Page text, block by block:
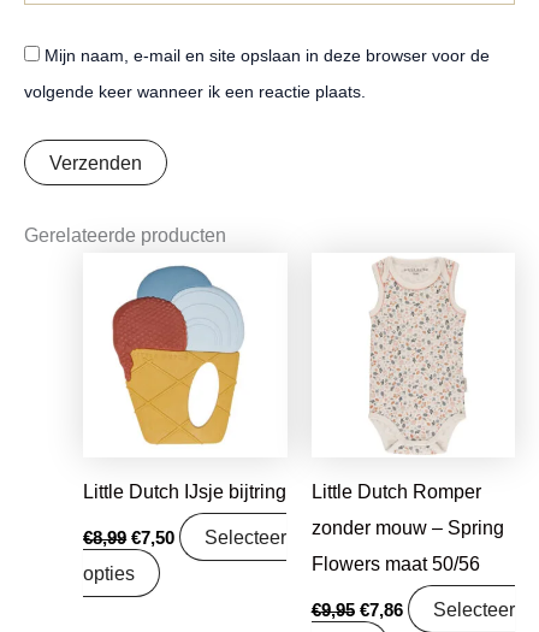
Mijn naam, e-mail en site opslaan in deze browser voor de
volgende keer wanneer ik een reactie plaats.
Gerelateerde producten
Little Dutch IJsje bijtring
€8,99
Oorspronkelijke
prijs
was:
€8,99.
€7,50
Huidige
prijs
is:
€7,50.
Selecteer
opties
Little Dutch Romper
zonder mouw – Spring
Flowers maat 50/56
€9,95
Oorspronkelijke
prijs
was:
€9,95.
€7,86
Huidige
prijs
is:
€7,86.
Selecteer